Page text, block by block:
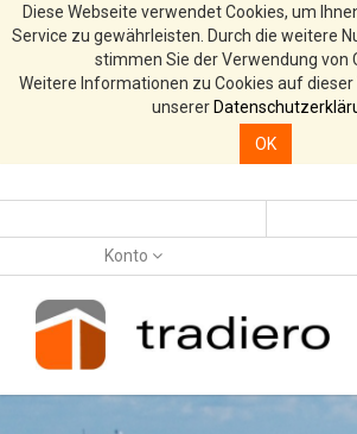
Diese Webseite verwendet Cookies, um
Service zu gewährleisten. Durch die weitere
stimmen Sie der Verwendung von
Weitere Informationen zu Cookies auf dieser
unserer
OK
Konto